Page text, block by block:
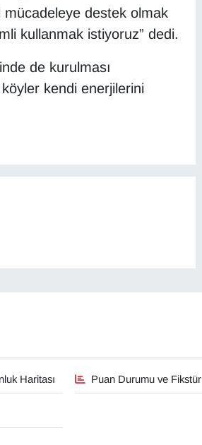
mücadeleye destek olmak
kullanmak istiyoruz” dedi.
de kurulması
kendi enerjilerini
Haritası Puan Durumu ve Fikstür